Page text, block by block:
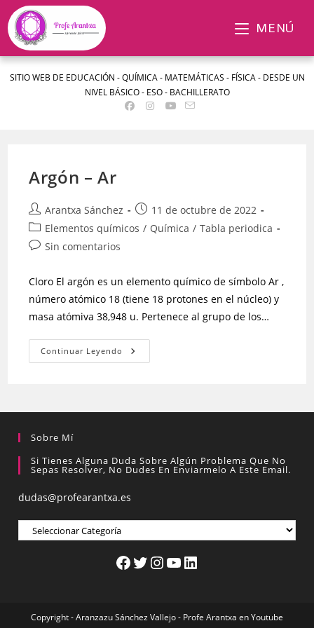
SITIO WEB DE EDUCACIÓN - QUÍMICA - MATEMÁTICAS - FÍSICA - DESDE UN
NIVEL BÁSICO - ESO - BACHILLERATO
MENÚ
Argón – Ar
Arantxa Sánchez
11 de octubre de 2022
Elementos químicos / Química / Tabla periodica
Sin comentarios
Cloro El argón es un elemento químico de símbolo Ar ,
número atómico 18 (tiene 18 protones en el núcleo) y
masa atómiva 38,948 u. Pertenece al grupo de los…
Continuar Leyendo
Sobre Mí
Si Tienes Alguna Duda Sobre Algún Problema Que No
Sepas Resolver, No Dudes En Enviarmelo A Este Email.
dudas@profearantxa.es
Copyright - Aranzazu Sánchez Vallejo - Profe Arantxa en Youtube